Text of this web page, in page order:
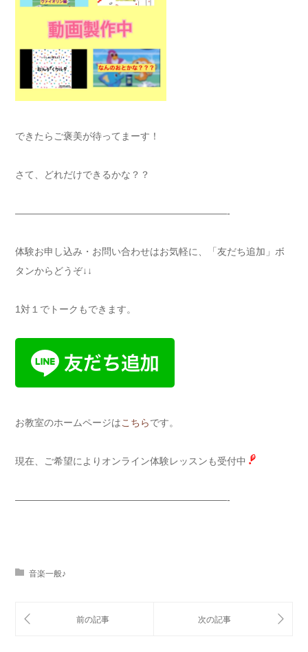
できたらご褒美が待ってまーす！
さて、どれだけできるかな？？
——————————————————————-
体験お申し込み・お問い合わせはお気軽に、「友だち追加」ボ
タンからどうぞ↓↓
1対１でトークもできます。
お教室のホームページはこちらです。
現在、ご希望によりオンライン体験レッスンも受付中
——————————————————————-
音楽一般♪